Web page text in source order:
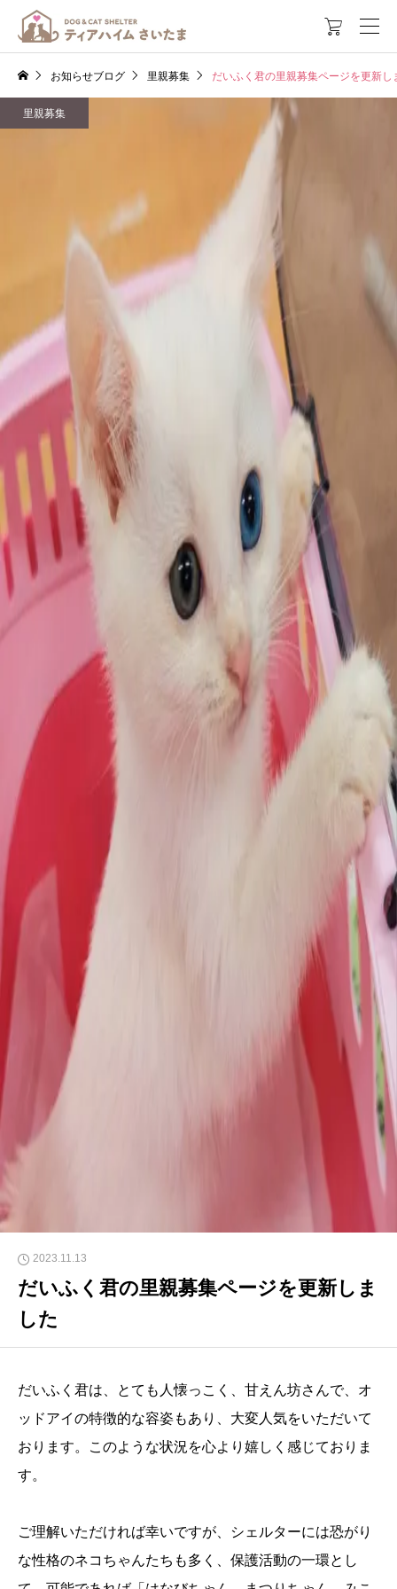

お知らせブログ 里親募集 だいふく君の里親募集ページを更新し
里親募集
2023.11.13
だいふく君の里親募集ページを更新しま
した
だいふく君は、とても人懐っこく、甘えん坊さんで、オ
ッドアイの特徴的な容姿もあり、大変人気をいただいて
おります。このような状況を心より嬉しく感じておりま
す。
ご理解いただければ幸いですが、シェルターには恐がり
な性格のネコちゃんたちも多く、保護活動の一環とし